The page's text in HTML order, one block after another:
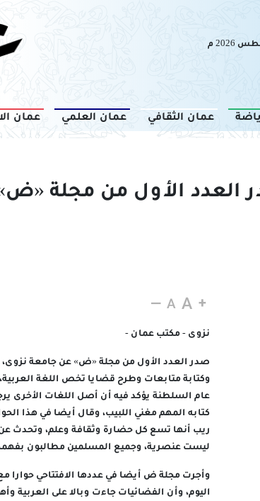
عمان الثقافي عمان العلمي عمان
العدد الأول من مجلة «ض»
نزوى - مكتب عمان -
صدر العدد الأول من مجلة «ض» عن جامعة نزوى،
وكتابة متابعات وطرح قضايا تخص اللغة
عام السلطنة يؤكد فيه أن أصل اللغات الأخرى
كتابه المهم مغني اللبيب، وقال أيضا في هذا
ريب أنها تسع كل حضارة وثقافة وعلم، وتحدث عن
ليست عنصرية، وجميع المسلمين مطالبون
وأجرت مجلة ض أيضا في عددها الافتتاحي حوارا
اليوم، وأن الفضائيات جاءت وبالا على العربية